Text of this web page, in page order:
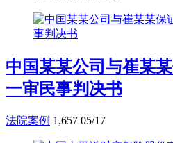
中国某某公司与崔某
一审民事判决书
法院案例 1,657 05/17